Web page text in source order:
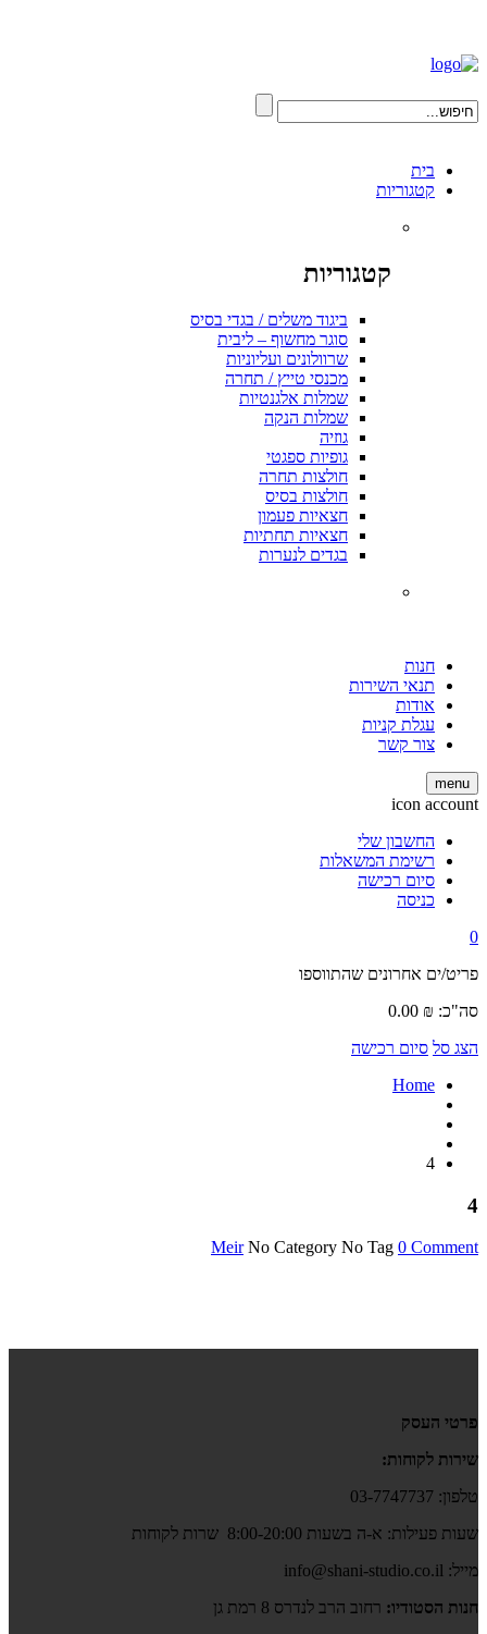
בית
קטגוריות
קטגוריות
ביגוד משלים / בגדי בסיס
סוגר מחשוף – ליבית
שרוולונים ועליוניות
מכנסי טייץ / תחרה
שמלות אלגנטיות
שמלות הנקה
גוזיה
גופיות ספגטי
חולצות תחרה
חולצות בסיס
חצאיות פעמון
חצאיות תחתיות
בגדים לנערות
חנות
תנאי השירות
אודות
עגלת קניות
צור קשר
menu
icon account
החשבון שלי
רשימת המשאלות
סיום רכישה
כניסה
0
פריט/ים אחרונים שהתווספו
סה"כ:
0.00 ₪
הצג סל סיום רכישה
Home
4
4
Meir No Category No Tag 0 Comment
פרטי העסק
שירות לקוחות:
טלפון: 03-7747737
שעות פעילות: א-ה בשעות 8:00-20:00 שרות לקוחות
מייל: info@shani-studio.co.il
חנות הסטודיו: רחוב הרב לנדרס 8 רמת גן